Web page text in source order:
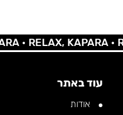
•RELAX, KAPARA •
עוד באתר
אודות